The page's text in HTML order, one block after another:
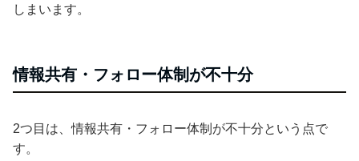
しまいます。
情報共有・フォロー体制が不十分
2つ目は、情報共有・フォロー体制が不十分という点で
す。